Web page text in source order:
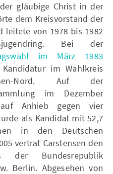
gläubige Christ in der
dem Kreisvorstand der
leitete von 1978 bis 1982
Bei der
im März 1983
im Wahlkreis
Nord. Auf der
im Dezember
Anhieb gegen vier
als Kandidat mit 52,7
in den Deutschen
vertrat Carstensen den
der Bundesrepublik
Berlin. Abgesehen von